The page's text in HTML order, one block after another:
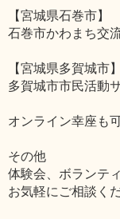
【宮城県石巻市】
石巻市かわまち交
【宮城県多賀城市】
多賀城市市民活動
オンライン幸座も
その他
体験会、ボランテ
お気軽にご相談く